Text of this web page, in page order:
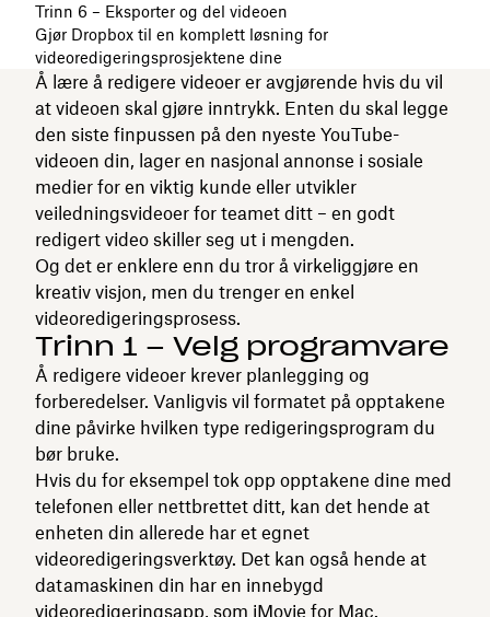
Trinn 6 – Eksporter og del videoen
Gjør Dropbox til en komplett løsning for
videoredigeringsprosjektene dine
Å lære å redigere videoer er avgjørende hvis du vil
at videoen skal gjøre inntrykk. Enten du skal legge
den siste finpussen på den nyeste YouTube-
videoen din, lager en nasjonal annonse i sosiale
medier for en viktig kunde eller utvikler
veiledningsvideoer for teamet ditt – en godt
redigert video skiller seg ut i mengden.
Og det er enklere enn du tror å virkeliggjøre en
kreativ visjon, men du trenger en enkel
videoredigeringsprosess.
Trinn 1 – Velg programvare
Å redigere videoer krever planlegging og
forberedelser. Vanligvis vil formatet på opptakene
dine påvirke hvilken type redigeringsprogram du
bør bruke.
Hvis du for eksempel tok opp opptakene dine med
telefonen eller nettbrettet ditt, kan det hende at
enheten din allerede har et egnet
videoredigeringsverktøy. Det kan også hende at
datamaskinen din har en innebygd
videoredigeringsapp, som iMovie for Mac.